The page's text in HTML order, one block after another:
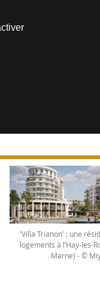
'Villa Trianon' : une
logements à l’Haÿ-les-
Marne) - ©